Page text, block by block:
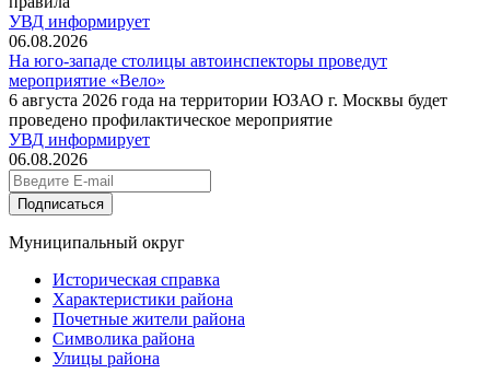
УВД информирует
06.08.2026
На юго-западе столицы автоинспекторы проведут
мероприятие «Вело»
6 августа 2026 года на территории ЮЗАО г. Москвы будет
проведено профилактическое мероприятие
УВД информирует
06.08.2026
Подписаться
Муниципальный округ
Историческая справка
Характеристики района
Почетные жители района
Символика района
Улицы района